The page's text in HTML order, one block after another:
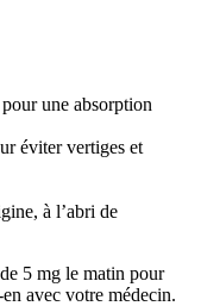
une absorption
éviter vertiges et
à l’abri de
5 mg le matin pour
avec votre médecin.